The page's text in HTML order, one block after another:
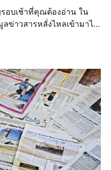
เช้าที่คุณต้องอ่าน ใน
ข่าวสารหลั่งไหลเข้ามาไม่